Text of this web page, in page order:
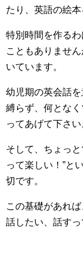
たり、英語の絵
特別時間を作る
こともありませ
いています。
幼児期の英会話
縛らず、何とな
ってあげて下さい
そして、ちょっと
って楽しい！”と
切です。
この基礎があれ
話したい、話すっ